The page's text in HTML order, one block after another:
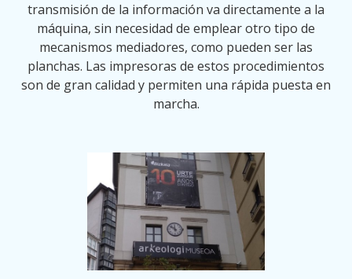
transmisión de la información va directamente a la
máquina, sin necesidad de emplear otro tipo de
mecanismos mediadores, como pueden ser las
planchas. Las impresoras de estos procedimientos
son de gran calidad y permiten una rápida puesta en
marcha.